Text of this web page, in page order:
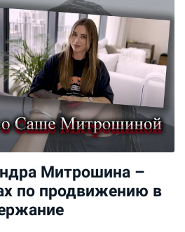
Митрошина –
по продвижению в